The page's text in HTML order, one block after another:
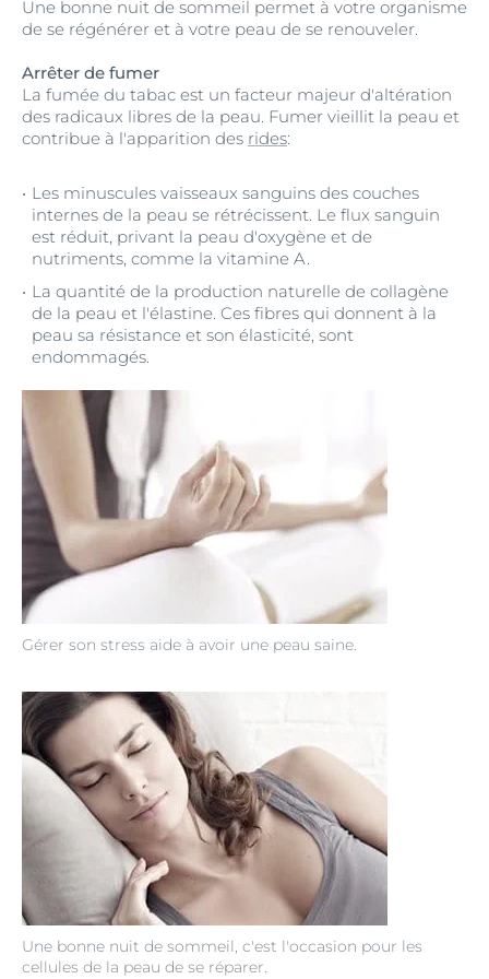
Gérer son stress aide à avoir une peau saine.
Une bonne nuit de sommeil, c'est l'occasion pour les
cellules de la peau de se réparer.
Une bonne nuit de sommeil permet à votre organisme
de se régénérer et à votre peau de se renouveler.
Arrêter de fumer
La fumée du tabac est un facteur majeur d'altération
des radicaux libres de la peau. Fumer vieillit la peau et
contribue à l'apparition des rides:
Les minuscules vaisseaux sanguins des couches
internes de la peau se rétrécissent. Le flux sanguin
est réduit, privant la peau d'oxygène et de
nutriments, comme la vitamine A.
La quantité de la production naturelle de collagène
de la peau et l'élastine. Ces fibres qui donnent à la
peau sa résistance et son élasticité, sont
endommagés.